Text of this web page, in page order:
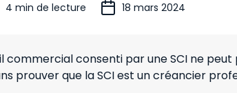
4 min de lecture 18 mars 2024
commercial consenti par une SCI ne
prouver que la SCI est un créancier